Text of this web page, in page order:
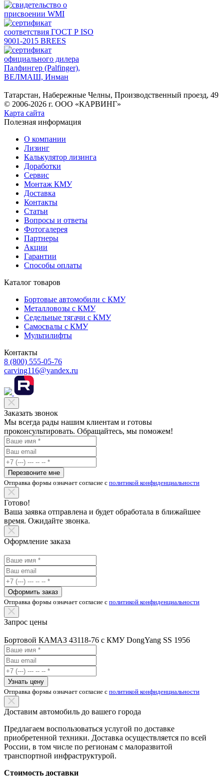
Татарстан, Набережные Челны, Производственный проезд, 49
© 2006-2026 г. ООО «КАРВИНГ»
Карта сайта
Полезная информация
О компании
Лизинг
Калькулятор лизинга
Доработки
Сервис
Монтаж КМУ
Доставка
Контакты
Cтатьи
Вопросы и ответы
Фотогалерея
Партнеры
Акции
Гарантии
Способы оплаты
Каталог товаров
Бортовые автомобили с КМУ
Металловозы с КМУ
Седельные тягачи с КМУ
Самосвалы с КМУ
Мультилифты
Контакты
8 (800) 555-05-76
carving116@yandex.ru
Заказать звонок
Мы всегда рады нашим клиентам и готовы
проконсультировать. Обращайтесь, мы поможем!
Перезвоните мне
Отправка формы означает согласие с политикой конфиденциальности
Готово!
Ваша заявка отправлена и будет обработала в ближайшее
время. Ожидайте звонка.
Оформление заказа
Оформить заказ
Отправка формы означает согласие с политикой конфиденциальности
Запрос цены
Бортовой КАМАЗ 43118-76 с КМУ DongYang SS 1956
Узнать цену
Отправка формы означает согласие с политикой конфиденциальности
Доставим автомобиль до вашего города
Предлагаем воспользоваться услугой по доставке
приобретенной техники. Доставка осуществляется по всей
России, в том числе по регионам с малоразвитой
транспортной инфраструктурой.
Стоимость доставки